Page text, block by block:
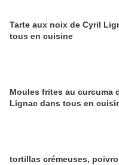
Tarte aux noix de Cyril
tous en cuisine
Moules frites au curcuma
Lignac dans tous en
tortillas crémeuses,